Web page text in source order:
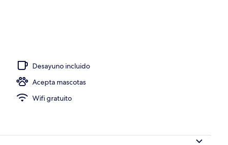
Desayuno incluido
Acepta mascotas
Wifi gratuito